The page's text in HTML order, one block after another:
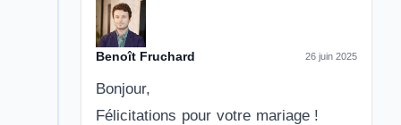
Benoît Fruchard 26 juin 2025
Bonjour,
Félicitations pour votre mariage !